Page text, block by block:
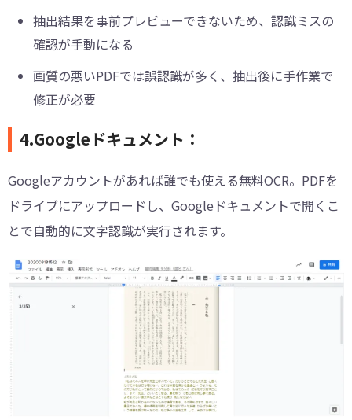
抽出結果を事前プレビューできないため、認識ミスの
確認が手動になる
画質の悪いPDFでは誤認識が多く、抽出後に手作業で
修正が必要
4.Googleドキュメント：
Googleアカウントがあれば誰でも使える無料OCR。PDFを
ドライブにアップロードし、Googleドキュメントで開くこ
とで自動的に文字認識が実行されます。